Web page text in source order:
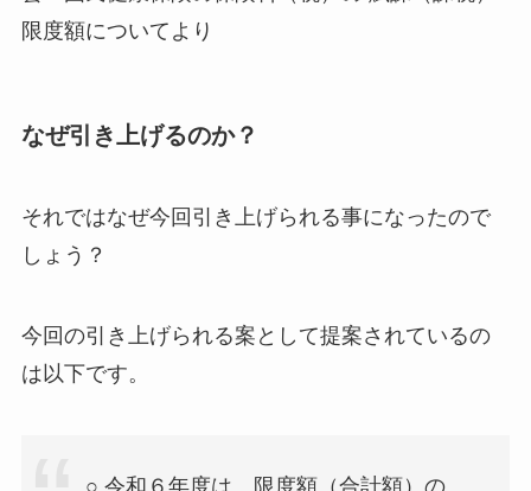
限度額についてより
なぜ引き上げるのか？
それではなぜ今回引き上げられる事になったので
しょう？
今回の引き上げられる案として提案されているの
は以下です。
○ 令和６年度は、限度額（合計額）の